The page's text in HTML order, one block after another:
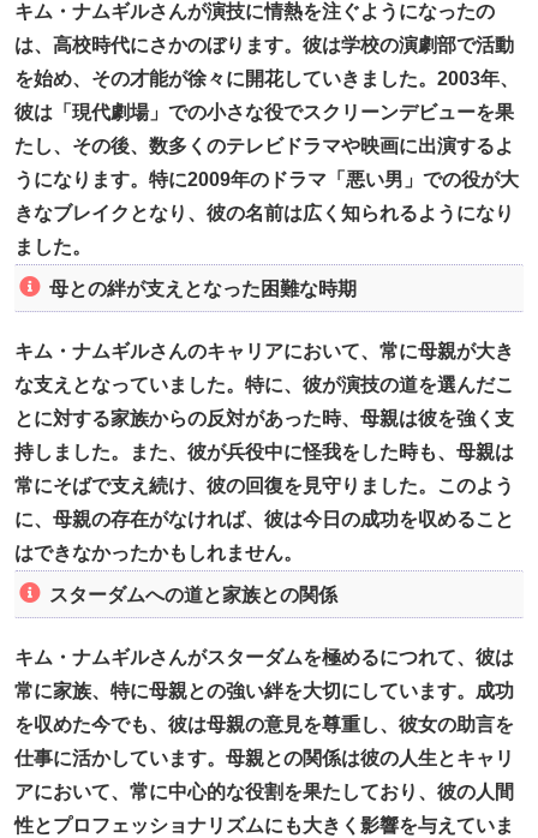
キム・ナムギルさんが演技に情熱を注ぐようになったの
は、高校時代にさかのぼります。彼は学校の演劇部で活動
を始め、その才能が徐々に開花していきました。2003年、
彼は「現代劇場」での小さな役でスクリーンデビューを果
たし、その後、数多くのテレビドラマや映画に出演するよ
うになります。特に2009年のドラマ「悪い男」での役が大
きなブレイクとなり、彼の名前は広く知られるようになり
ました。
母との絆が支えとなった困難な時期
キム・ナムギルさんのキャリアにおいて、常に母親が大き
な支えとなっていました。特に、彼が演技の道を選んだこ
とに対する家族からの反対があった時、母親は彼を強く支
持しました。また、彼が兵役中に怪我をした時も、母親は
常にそばで支え続け、彼の回復を見守りました。このよう
に、母親の存在がなければ、彼は今日の成功を収めること
はできなかったかもしれません。
スターダムへの道と家族との関係
キム・ナムギルさんがスターダムを極めるにつれて、彼は
常に家族、特に母親との強い絆を大切にしています。成功
を収めた今でも、彼は母親の意見を尊重し、彼女の助言を
仕事に活かしています。母親との関係は彼の人生とキャリ
アにおいて、常に中心的な役割を果たしており、彼の人間
性とプロフェッショナリズムにも大きく影響を与えていま